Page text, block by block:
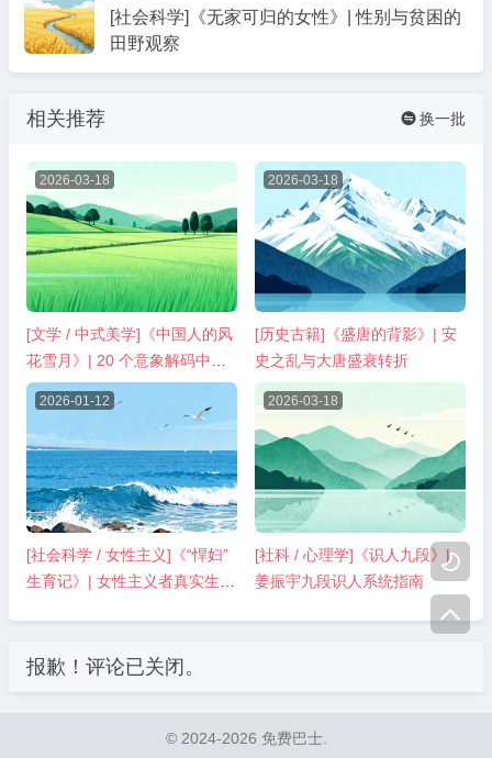


[社会科学]《无家可归的女性》| 性别与贫困的
田野观察
相关推荐  换一批
2026-03-18
[文学 / 中式美学]《中国人的风
花雪月》| 20 个意象解码中式
浪漫
2026-03-18
[历史古籍]《盛唐的背影》| 安
史之乱与大唐盛衰转折
2026-01-12
[社会科学 / 女性主义]《“悍妇”
生育记》| 女性主义者真实生育
2026-03-18
[社科 / 心理学]《识人九段》|
姜振宇九段识人系统指南
报歉！评论已关闭。
© 2024-2026 免费巴士.